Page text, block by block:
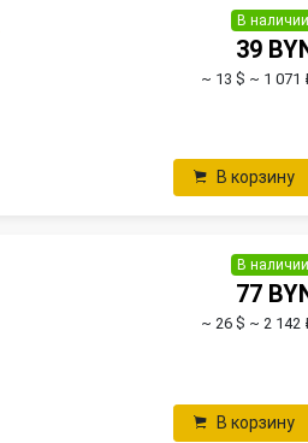
В наличии
39
~ 13 $ ~ 1 071
В корзину
В наличии
77
~ 26 $ ~ 2 142
В корзину